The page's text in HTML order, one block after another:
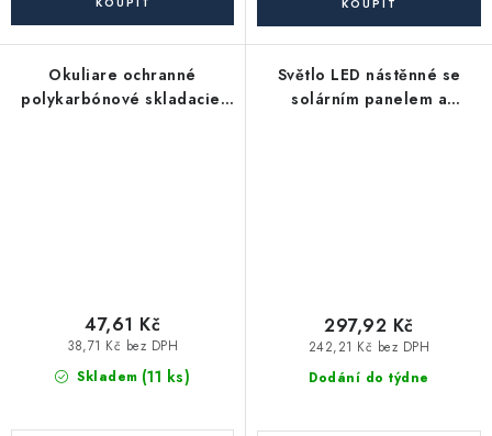
Okuliare ochranné
polykarbónové skladacie,
Skladem (11 ks)
38,71 Kč bez DPH
47,61 Kč
Světlo LED nástěnné se
solárním panelem a
Dodání do týdne
242,21 Kč bez DPH
297,92 Kč